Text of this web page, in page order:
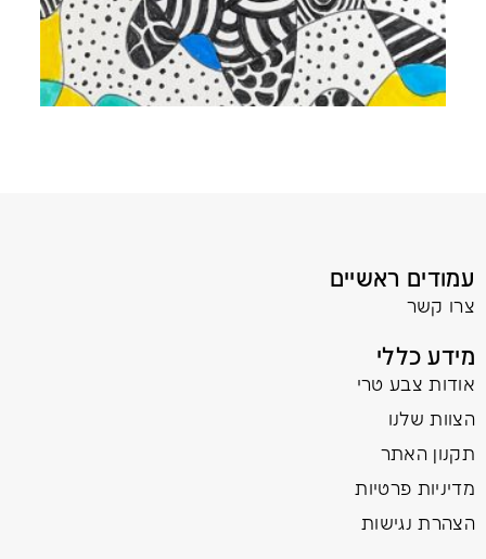
עמודים ראשיים
צרו קשר
מידע כללי
אודות צבע טרי
הצוות שלנו
תקנון האתר
מדיניות פרטיות
הצהרת נגישות